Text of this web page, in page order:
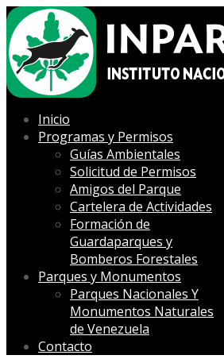
Inicio
Programas y Permisos
Guías Ambientales
Solicitud de Permisos
Amigos del Parque
Cartelera de Actividades
Formación de
Guardaparques y
Bomberos Forestales
Parques y Monumentos
Parques Nacionales Y
Monumentos Naturales
de Venezuela
Contacto